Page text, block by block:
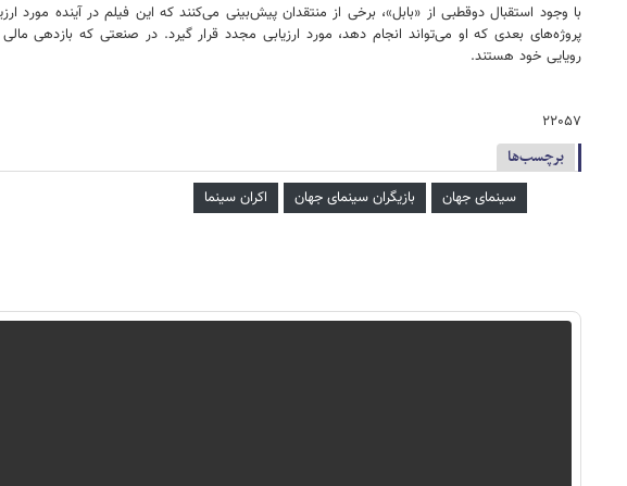
با وجود استقبال دوقطبی از «بابل»، برخی از منتقدان پیش‌بینی می‌کنند که این فیلم در آینده
پروژه‌های بعدی که او می‌تواند انجام دهد، مورد ارزیابی مجدد قرار گیرد. در صنعتی که
رویایی خود هستند.
۲۲۰۵۷
برچسب‌ها
سینمای جهان بازیگران سینمای جهان اکران سینما